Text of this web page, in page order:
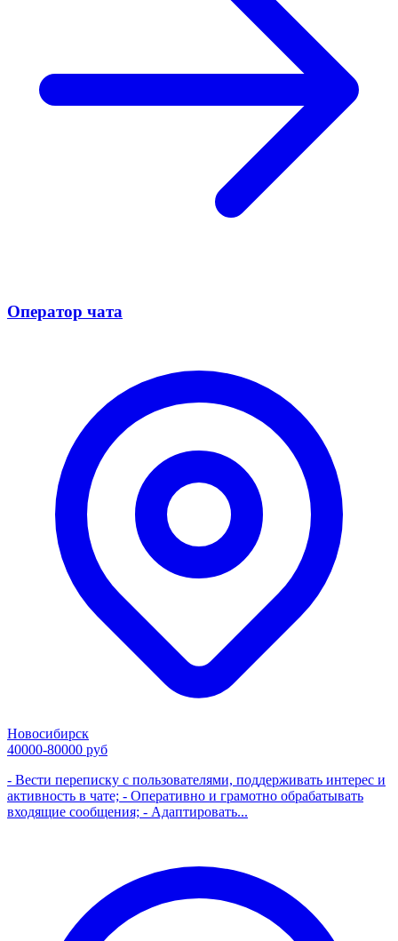
Оператор чата
Новосибирск
40000-80000 руб
- Вести переписку с пользователями, поддерживать интерес и
активность в чате; - Оперативно и грамотно обрабатывать
входящие сообщения; - Адаптировать...